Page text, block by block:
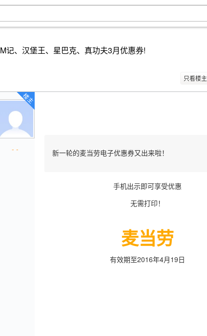
M记、汉堡王、星巴克、真功夫3月优惠券!
只看楼主
- -
楼主
新一轮的麦当劳电子优惠券又出来啦！
手机出示即可享受优惠
无需打印！
麦当劳
有效期至2016年4月19日